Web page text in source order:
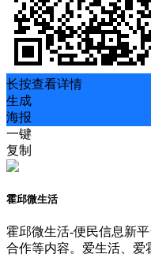
长按查看详情
生成
海报
一键
复制
霍邱微生活
霍邱微生活-便民信息新
合作等内容。爱生活、爱